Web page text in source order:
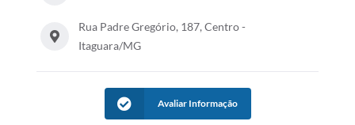
Rua Padre Gregório, 187, Centro -
Itaguara/MG
Avaliar Informação